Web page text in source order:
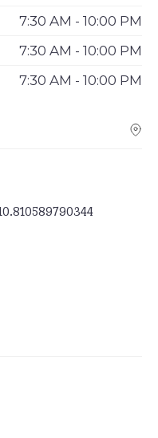
7:30 AM - 10:00 PM
7:30 AM - 10:00 PM
7:30 AM - 10:00 PM